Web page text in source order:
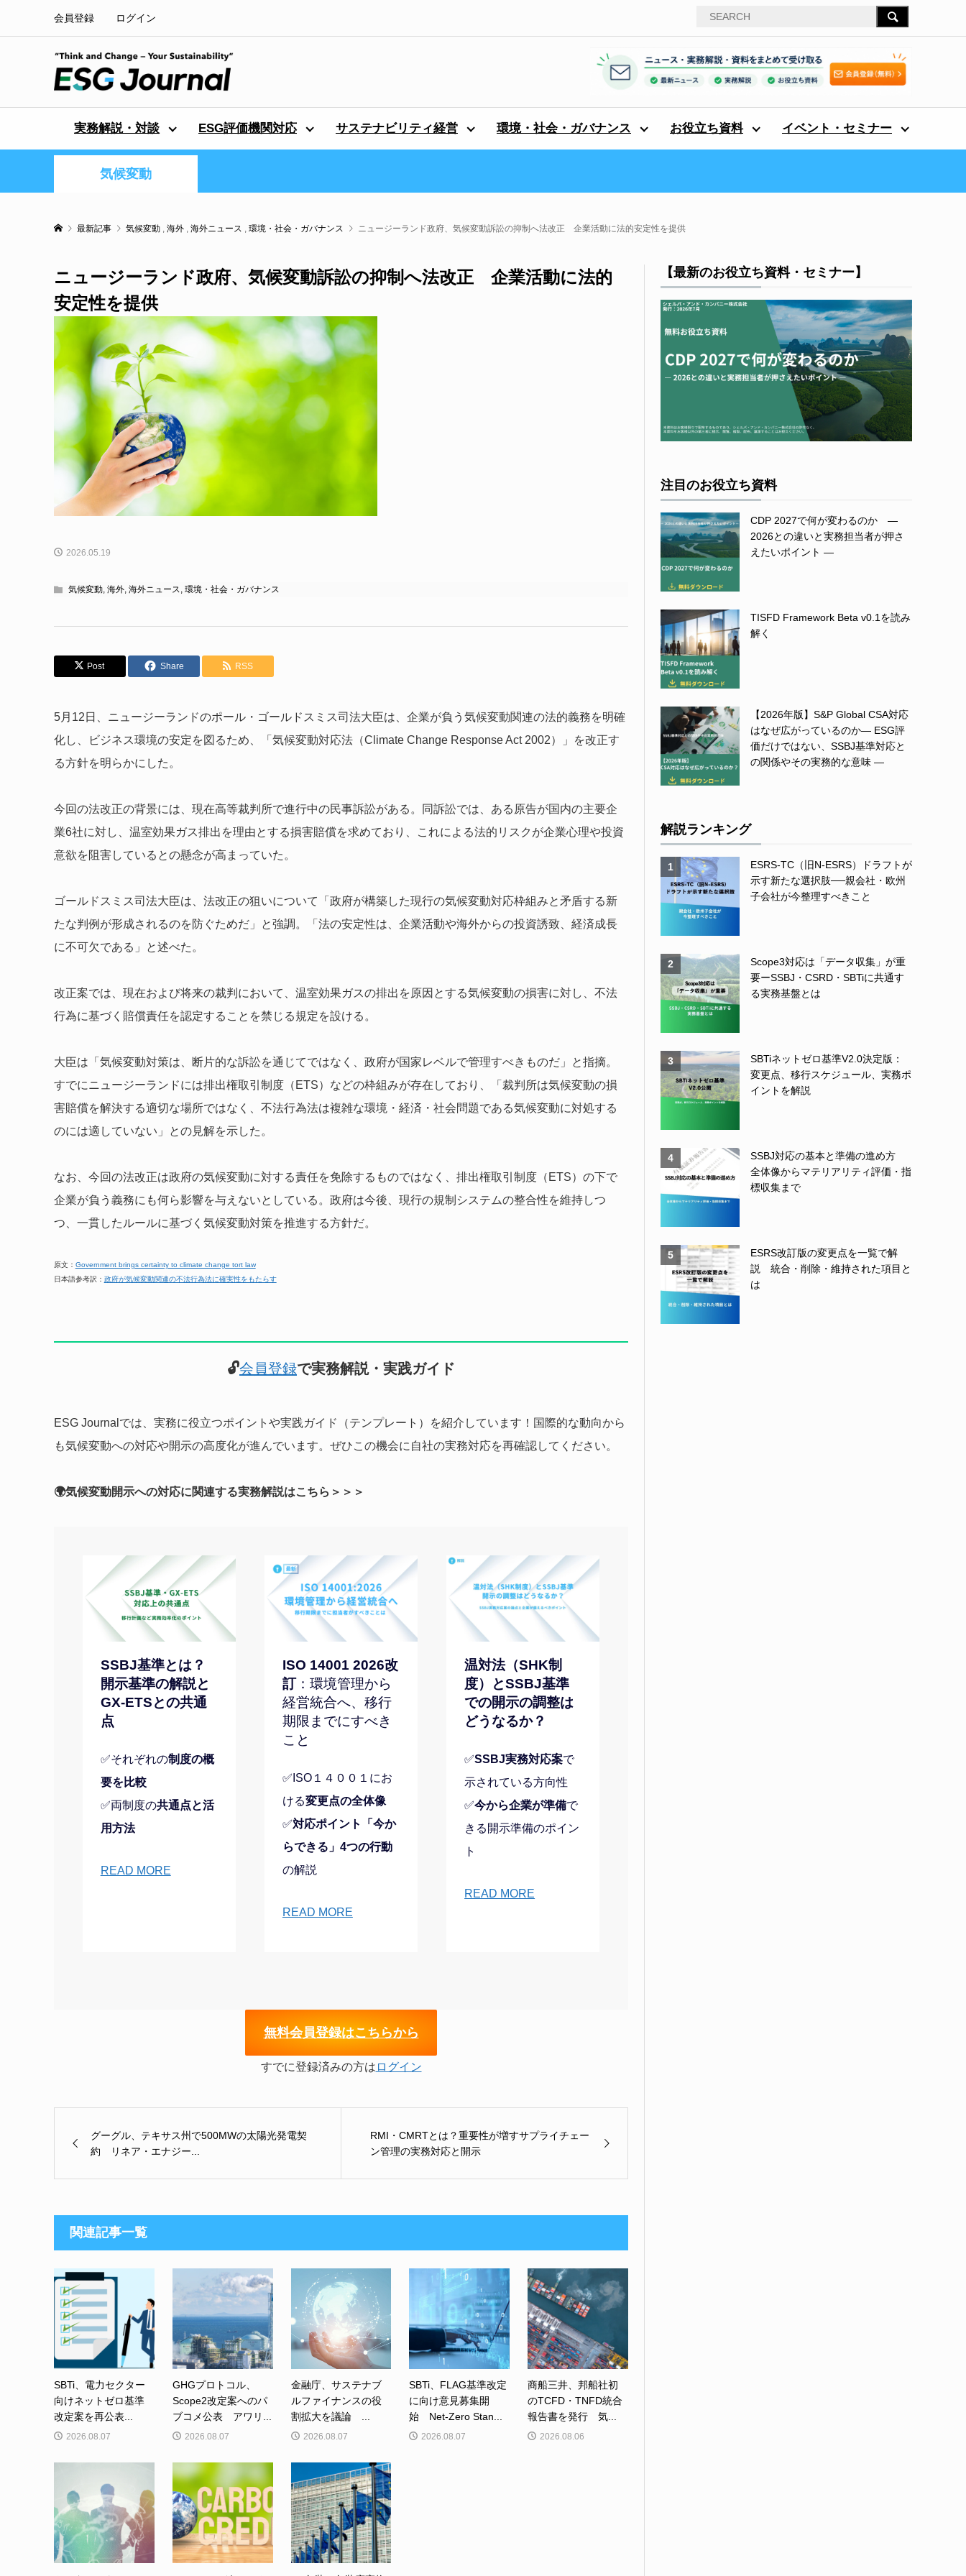
会員登録 ログイン
実務解説・対談 ESG評価機関対応 サステナビリティ経営 環境・社会・ガバナンス お役立ち資料 イベント・セミナー
気候変動
最新記事 気候変動 , 海外 , 海外ニュース , 環境・社会・ガバナンス ニュージーランド政府、気候変動訴訟の抑制へ法改正 企業活動に法的安定性を提供
ニュージーランド政府、気候変動訴訟の抑制へ法改正 企業活動に法的
安定性を提供
2026.05.19
気候変動, 海外, 海外ニュース, 環境・社会・ガバナンス
Post Share RSS
5月12日、ニュージーランドのポール・ゴールドスミス司法大臣は、企業が負う気候変動関連の法的義務を明確
化し、ビジネス環境の安定を図るため、「気候変動対応法（Climate Change Response Act 2002）」を改正す
る方針を明らかにした。
今回の法改正の背景には、現在高等裁判所で進行中の民事訴訟がある。同訴訟では、ある原告が国内の主要企
業6社に対し、温室効果ガス排出を理由とする損害賠償を求めており、これによる法的リスクが企業心理や投資
意欲を阻害しているとの懸念が高まっていた。
ゴールドスミス司法大臣は、法改正の狙いについて「政府が構築した現行の気候変動対応枠組みと矛盾する新
たな判例が形成されるのを防ぐためだ」と強調。「法の安定性は、企業活動や海外からの投資誘致、経済成長
に不可欠である」と述べた。
改正案では、現在および将来の裁判において、温室効果ガスの排出を原因とする気候変動の損害に対し、不法
行為に基づく賠償責任を認定することを禁じる規定を設ける。
大臣は「気候変動対策は、断片的な訴訟を通じてではなく、政府が国家レベルで管理すべきものだ」と指摘。
すでにニュージーランドには排出権取引制度（ETS）などの枠組みが存在しており、「裁判所は気候変動の損
害賠償を解決する適切な場所ではなく、不法行為法は複雑な環境・経済・社会問題である気候変動に対処する
のには適していない」との見解を示した。
なお、今回の法改正は政府の気候変動に対する責任を免除するものではなく、排出権取引制度（ETS）の下で
企業が負う義務にも何ら影響を与えないとしている。政府は今後、現行の規制システムの整合性を維持しつ
つ、一貫したルールに基づく気候変動対策を推進する方針だ。
原文： Government brings certainty to climate change tort law
日本語参考訳： 政府が気候変動関連の不法行為法に確実性をもたらす
🔓会員登録で実務解説・実践ガイド
ESG Journalでは、実務に役立つポイントや実践ガイド（テンプレート）を紹介しています！国際的な動向から
も気候変動への対応や開示の高度化が進んでいます。ぜひこの機会に自社の実務対応を再確認してください。
🌍気候変動開示への対応に関連する実務解説はこちら＞＞＞
SSBJ基準とは？
開示基準の解説と
GX-ETSとの共通
点
✅それぞれの制度の概
要を比較
✅両制度の共通点と活
用方法
READ MORE
ISO 14001 2026改
訂：環境管理から
経営統合へ、移行
期限までにすべき
こと
✅ISO１４００１にお
ける変更点の全体像
✅対応ポイント「今か
らできる」4つの行動
の解説
READ MORE
温対法（SHK制
度）とSSBJ基準
での開示の調整は
どうなるか？
✅SSBJ実務対応案で
示されている方向性
✅今から企業が準備で
きる開示準備のポイン
ト
READ MORE
無料会員登録はこちらから
すでに登録済みの方は ログイン
グーグル、テキサス州で500MWの太陽光発電契
約 リネア・エナジー...
RMI・CMRTとは？重要性が増すサプライチェー
ン管理の実務対応と開示
関連記事一覧
SBTi、電力セクター
向けネットゼロ基準
改定案を再公表...
2026.08.07
GHGプロトコル、
Scope2改定案へのパ
ブコメ公表 アワリ...
2026.08.07
金融庁、サステナブ
ルファイナンスの役
割拡大を議論 ...
2026.08.07
SBTi、FLAG基準改定
に向け意見募集開
始 Net-Zero Stan...
2026.08.07
商船三井、邦船社初
のTCFD・TNFD統合
報告書を発行 気...
2026.08.06
【最新のお役立ち資料・セミナー】
注目のお役立ち資料
CDP 2027で何が変わるのか ―
2026との違いと実務担当者が押さ
えたいポイント ―
TISFD Framework Beta v0.1を読み
解く
【2026年版】S&P Global CSA対応
はなぜ広がっているのか― ESG評
価だけではない、SSBJ基準対応と
の関係やその実務的な意味 ―
解説ランキング
1
ESRS-TC（旧N-ESRS）ドラフトが
示す新たな選択肢──親会社・欧州
子会社が今整理すべきこと
2
Scope3対応は「データ収集」が重
要ーSSBJ・CSRD・SBTiに共通す
る実務基盤とは
3
SBTiネットゼロ基準V2.0決定版：
変更点、移行スケジュール、実務ポ
イントを解説
4
SSBJ対応の基本と準備の進め方
全体像からマテリアリティ評価・指
標収集まで
5
ESRS改訂版の変更点を一覧で解
説 統合・削除・維持された項目と
は